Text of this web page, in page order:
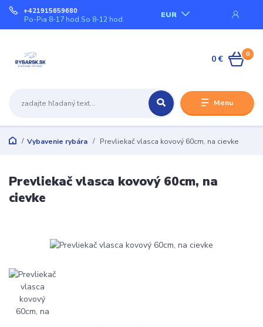
Menu
EUR
+421915659680
Po-Pia 8-17 hod.So 8-12 hod.
0
0 €
Vybavenie rybára Prevliekač vlasca kovový 60cm, na cievke
Prevliekač vlasca kovový 60cm, na
cievke